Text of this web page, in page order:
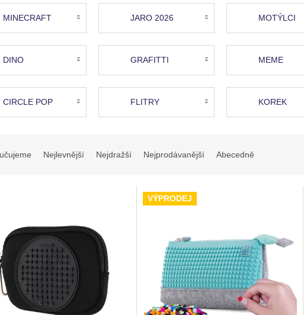
MINECRAFT JARO 2026 MOTÝLCI
DINO GRAFITTI MEME
CIRCLE POP FLITRY KOREK
Nejlevnější Nejdražší Nejprodávanější Abecedně
VÝPRODEJ